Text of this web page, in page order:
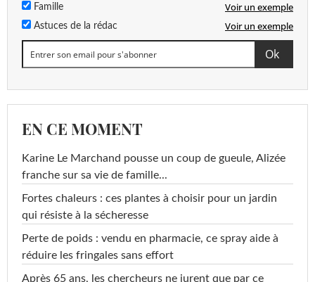
Famille Voir un exemple
Astuces de la rédac Voir un exemple
EN CE MOMENT
Karine Le Marchand pousse un coup de gueule, Alizée
franche sur sa vie de famille...
Fortes chaleurs : ces plantes à choisir pour un jardin
qui résiste à la sécheresse
Perte de poids : vendu en pharmacie, ce spray aide à
réduire les fringales sans effort
Après 65 ans, les chercheurs ne jurent que par ce